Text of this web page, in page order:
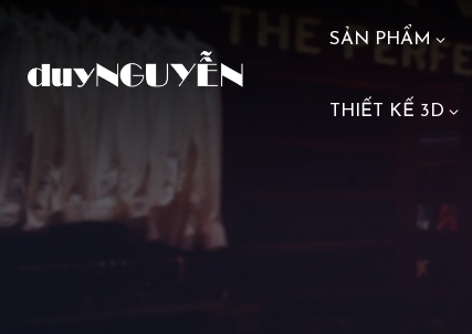
SẢN PHẨM
THIẾT KẾ 3D